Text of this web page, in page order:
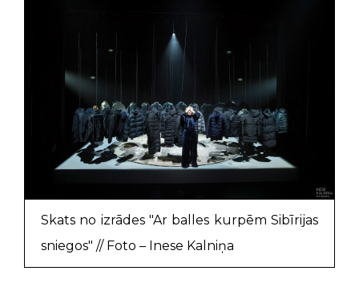
Skats no izrādes "Ar balles kurpēm Sibīrijas
sniegos" // Foto – Inese Kalniņa